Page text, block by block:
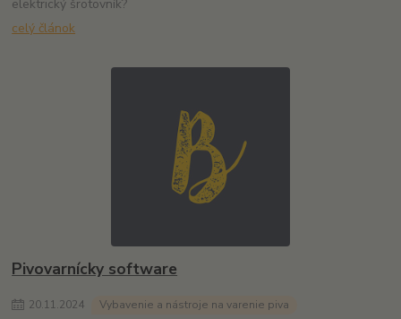
elektrický šrotovník?
celý článok
Pivovarnícky software
20.11.2024 Vybavenie a nástroje na varenie piva